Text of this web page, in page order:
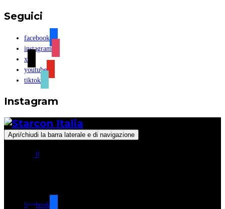
Seguici
facebook
instagram
x
youtube
tiktok
Instagram
Apri/chiudi la barra laterale e di navigazione
0
facebook